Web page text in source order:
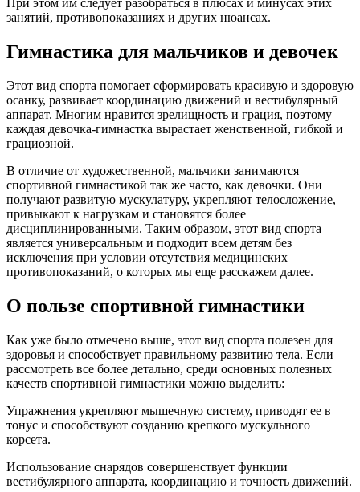
При этом им следует разобраться в плюсах и минусах этих
занятий, противопоказаниях и других нюансах.
Гимнастика для мальчиков и девочек
Этот вид спорта помогает сформировать красивую и здоровую
осанку, развивает координацию движений и вестибулярный
аппарат. Многим нравится зрелищность и грация, поэтому
каждая девочка-гимнастка вырастает женственной, гибкой и
грациозной.
В отличие от художественной, мальчики занимаются
спортивной гимнастикой так же часто, как девочки. Они
получают развитую мускулатуру, укрепляют телосложение,
привыкают к нагрузкам и становятся более
дисциплинированными. Таким образом, этот вид спорта
является универсальным и подходит всем детям без
исключения при условии отсутствия медицинских
противопоказаний, о которых мы еще расскажем далее.
О пользе спортивной гимнастики
Как уже было отмечено выше, этот вид спорта полезен для
здоровья и способствует правильному развитию тела. Если
рассмотреть все более детально, среди основных полезных
качеств спортивной гимнастики можно выделить:
Упражнения укрепляют мышечную систему, приводят ее в
тонус и способствуют созданию крепкого мускульного
корсета.
Использование снарядов совершенствует функции
вестибулярного аппарата, координацию и точность движений.